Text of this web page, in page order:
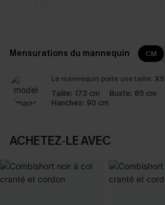
Mensurations du mannequin CM
Le mannequin porte une taille: XS
Taille: 173 cm Buste: 85 cm
Hanches: 90 cm
ACHETEZ‑LE AVEC